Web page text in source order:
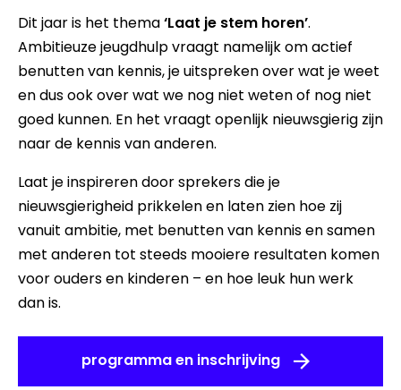
Dit jaar is het thema‘Laat je stem horen’.
Ambitieuze jeugdhulp vraagt namelijk om actief
benutten van kennis, je uitspreken over wat je weet
en dus ook over wat we nog niet weten of nog niet
goed kunnen. En het vraagt openlijk nieuwsgierig zijn
naar de kennis van anderen.
Laat je inspireren door sprekers die je
nieuwsgierigheid prikkelen en laten zien hoe zij
vanuit ambitie, met benutten van kennis en samen
met anderen tot steeds mooiere resultaten komen
voor ouders en kinderen – en hoe leuk hun werk
dan is.
programma en inschrijving